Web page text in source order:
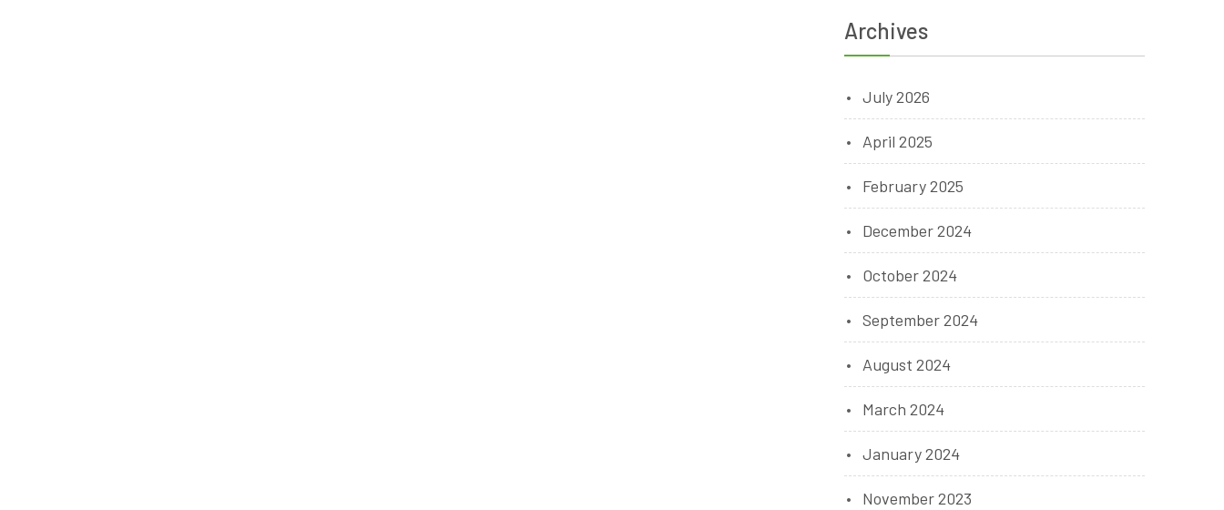
Archives
July 2026
April 2025
February 2025
December 2024
October 2024
September 2024
August 2024
March 2024
January 2024
November 2023